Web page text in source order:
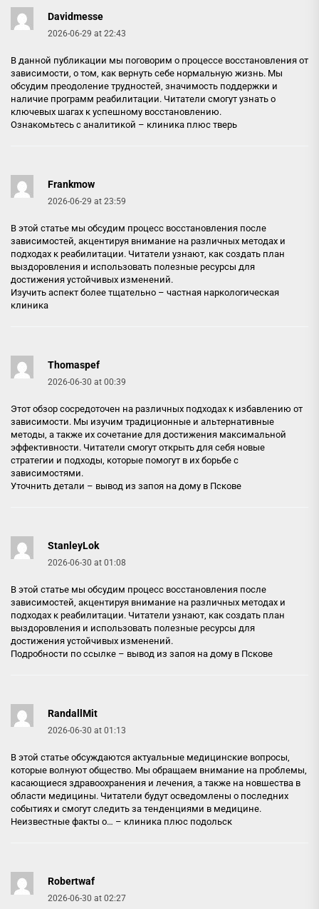
Davidmesse
2026-06-29 at 22:43
В данной публикации мы поговорим о процессе восстановления от
зависимости, о том, как вернуть себе нормальную жизнь. Мы
обсудим преодоление трудностей, значимость поддержки и
наличие программ реабилитации. Читатели смогут узнать о
ключевых шагах к успешному восстановлению.
Ознакомьтесь с аналитикой – клиника плюс тверь
Frankmow
2026-06-29 at 23:59
В этой статье мы обсудим процесс восстановления после
зависимостей, акцентируя внимание на различных методах и
подходах к реабилитации. Читатели узнают, как создать план
выздоровления и использовать полезные ресурсы для
достижения устойчивых изменений.
Изучить аспект более тщательно – частная наркологическая
клиника
Thomaspef
2026-06-30 at 00:39
Этот обзор сосредоточен на различных подходах к избавлению от
зависимости. Мы изучим традиционные и альтернативные
методы, а также их сочетание для достижения максимальной
эффективности. Читатели смогут открыть для себя новые
стратегии и подходы, которые помогут в их борьбе с
зависимостями.
Уточнить детали – вывод из запоя на дому в Пскове
StanleyLok
2026-06-30 at 01:08
В этой статье мы обсудим процесс восстановления после
зависимостей, акцентируя внимание на различных методах и
подходах к реабилитации. Читатели узнают, как создать план
выздоровления и использовать полезные ресурсы для
достижения устойчивых изменений.
Подробности по ссылке – вывод из запоя на дому в Пскове
RandallMit
2026-06-30 at 01:13
В этой статье обсуждаются актуальные медицинские вопросы,
которые волнуют общество. Мы обращаем внимание на проблемы,
касающиеся здравоохранения и лечения, а также на новшества в
области медицины. Читатели будут осведомлены о последних
событиях и смогут следить за тенденциями в медицине.
Неизвестные факты о… – клиника плюс подольск
Robertwaf
2026-06-30 at 02:27